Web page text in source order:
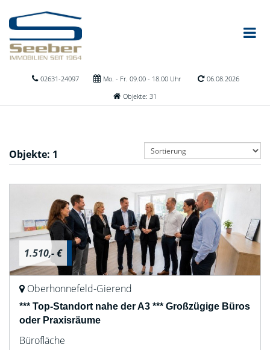
02631-24097 Mo. - Fr. 09.00 - 18.00 Uhr
06.08.2026
Objekte: 31
Objekte: 1
1.510,- €
Oberhonnefeld-Gierend
*** Top-Standort nahe der A3 *** Großzügige Büros
oder Praxisräume
Bürofläche